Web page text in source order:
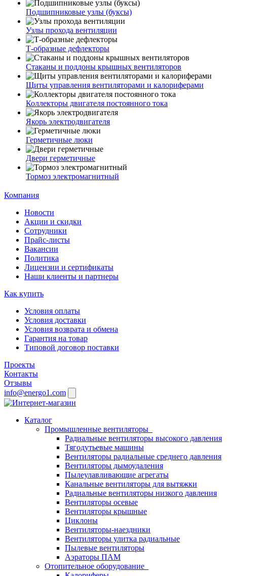
Подшипниковые узлы (буксы)
Узлы прохода вентиляции
Т-образные дефлекторы
Стаканы и поддоны крышных вентиляторов
Щиты управления вентиляторами и калориферами
Коллекторы двигателя постоянного тока
Якорь электродвигателя
Герметичные люки
Двери герметичные
Тормоз электромагнитный
Компания
Новости
Акции и скидки
Сотрудники
Прайс-листы
Вакансии
Политика
Лицензии и сертификаты
Наши клиенты и партнеры
Как купить
Условия оплаты
Условия доставки
Условия возврата и обмена
Гарантия на товар
Типовой договор поставки
Проекты
Контакты
Отзывы
info@energo1.com
Каталог
Промышленные вентиляторы
Радиальные вентиляторы высокого давления
Тягодутьевые машины
Вентиляторы радиальные среднего давления
Вентиляторы дымоудаления
Пылеулавливающие агрегаты
Канальные вентиляторы для вытяжки
Радиальные вентиляторы низкого давления
Вентиляторы осевые
Вентиляторы крышные
Циклоны
Вентиляторы-наездники
Вентиляторы улитка радиальные
Пылевые вентиляторы
Аэраторы ПАМ
Отопительное оборудование